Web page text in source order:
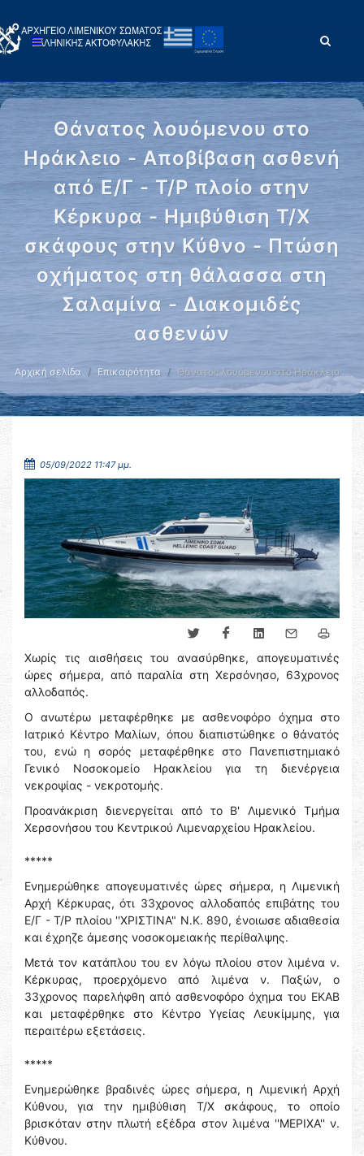
Θάνατος λουόμενου στο
Ηράκλειο - Αποβίβαση ασθενή
από Ε/Γ - Τ/Ρ πλοίο στην
Κέρκυρα - Ημιβύθιση Τ/Χ
σκάφους στην Κύθνο - Πτώση
οχήματος στη θάλασσα στη
Σαλαμίνα - Διακομιδές
ασθενών
Αρχική σελίδα Επικαιρότητα Θάνατος λουόμενου στο Ηράκλειο …
05/09/2022 11:47 μμ.
Χωρίς τις αισθήσεις του ανασύρθηκε, απογευματινές
ώρες σήμερα, από παραλία στη Χερσόνησο, 63χρονος
αλλοδαπός.
Ο ανωτέρω μεταφέρθηκε με ασθενοφόρο όχημα στο
Ιατρικό Κέντρο Μαλίων, όπου διαπιστώθηκε ο θάνατός
του, ενώ η σορός μεταφέρθηκε στο Πανεπιστημιακό
Γενικό Νοσοκομείο Ηρακλείου για τη διενέργεια
νεκροψίας - νεκροτομής.
Προανάκριση διενεργείται από το Β' Λιμενικό Τμήμα
Χερσονήσου του Κεντρικού Λιμεναρχείου Ηρακλείου.
*****
Ενημερώθηκε απογευματινές ώρες σήμερα, η Λιμενική
Αρχή Κέρκυρας, ότι 33χρονος αλλοδαπός επιβάτης του
Ε/Γ - Τ/Ρ πλοίου ''ΧΡΙΣΤΙΝΑ" Ν.Κ. 890, ένοιωσε αδιαθεσία
και έχρηζε άμεσης νοσοκομειακής περίθαλψης.
Μετά τον κατάπλου του εν λόγω πλοίου στον λιμένα ν.
Κέρκυρας, προερχόμενο από λιμένα ν. Παξών, ο
33χρονος παρελήφθη από ασθενοφόρο όχημα του ΕΚΑΒ
και μεταφέρθηκε στο Κέντρο Υγείας Λευκίμμης, για
περαιτέρω εξετάσεις.
*****
Ενημερώθηκε βραδινές ώρες σήμερα, η Λιμενική Αρχή
Κύθνου, για την ημιβύθιση Τ/Χ σκάφους, το οποίο
βρισκόταν στην πλωτή εξέδρα στον λιμένα ''ΜΕΡΙΧΑ'' ν.
Κύθνου.